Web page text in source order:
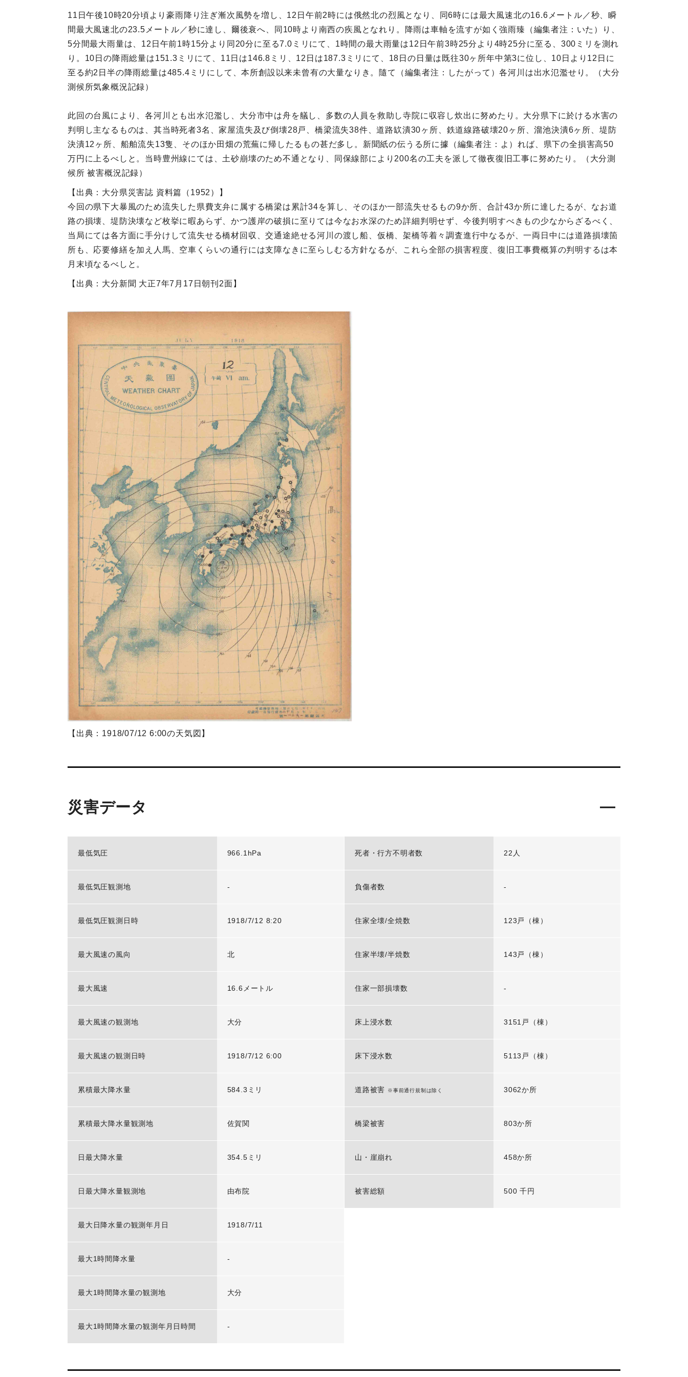
11日午後10時20分頃より豪雨降り注ぎ漸次風勢を増し、12日午前2時には俄然北の烈風となり、同6時には最大風速北の16.6メートル／秒、瞬
間最大風速北の23.5メートル／秒に達し、爾後衰へ、同10時より南西の疾風となれり。降雨は車軸を流すが如く強雨臻（編集者注：いた）り、
5分間最大雨量は、12日午前1時15分より同20分に至る7.0ミリにて、1時間の最大雨量は12日午前3時25分より4時25分に至る、300ミリを測れ
り。10日の降雨総量は151.3ミリにて、11日は146.8ミリ、12日は187.3ミリにて、18日の日量は既往30ヶ所年中第3に位し、10日より12日に
至る約2日半の降雨総量は485.4ミリにして、本所創設以来未曾有の大量なりき。隨て（編集者注：したがって）各河川は出水氾濫せり。（大分
測候所気象概況記録）
此回の台風により、各河川とも出水氾濫し、大分市中は舟を艤し、多数の人員を救助し寺院に収容し炊出に努めたり。大分県下に於ける水害の
判明し主なるものは、其当時死者3名、家屋流失及び倒壊28戸、橋梁流失38件、道路缼潰30ヶ所、鉄道線路破壊20ヶ所、溜池決潰6ヶ所、堤防
決潰12ヶ所、船舶流失13隻、そのほか田畑の荒蕪に帰したるもの甚だ多し。新聞紙の伝うる所に據（編集者注：よ）れば、県下の全損害高50
万円に上るべしと。当時豊州線にては、土砂崩壊のため不通となり、同保線部により200名の工夫を派して徹夜復旧工事に努めたり。（大分測
候所 被害概況記録）
【出典：大分県災害誌 資料篇（1952）】
今回の県下大暴風のため流失した県費支弁に属する橋梁は累計34を算し、そのほか一部流失せるもの9か所、合計43か所に達したるが、なお道
路の損壊、堤防決壊など枚挙に暇あらず、かつ護岸の破損に至りては今なお水深のため詳細判明せず、今後判明すべきもの少なからざるべく、
当局にては各方面に手分けして流失せる橋材回収、交通途絶せる河川の渡し船、仮橋、架橋等着々調査進行中なるが、一両日中には道路損壊箇
所も、応要修繕を加え人馬、空車くらいの通行には支障なきに至らしむる方針なるが、これら全部の損害程度、復旧工事費概算の判明するは本
月末頃なるべしと。
【出典：大分新聞 大正7年7月17日朝刊2面】
【出典：1918/07/12 6:00の天気図】
災害データ
最低気圧 966.1hPa
最低気圧観測地 -
最低気圧観測日時 1918/7/12 8:20
最大風速の風向 北
最大風速 16.6メートル
最大風速の観測地 大分
最大風速の観測日時 1918/7/12 6:00
累積最大降水量 584.3ミリ
累積最大降水量観測地 佐賀関
日最大降水量 354.5ミリ
日最大降水量観測地 由布院
最大日降水量の観測年月日 1918/7/11
最大1時間降水量 -
最大1時間降水量の観測地 大分
最大1時間降水量の観測年月日時間 -
死者・行方不明者数 22人
負傷者数 -
住家全壊/全焼数 123戸（棟）
住家半壊/半焼数 143戸（棟）
住家一部損壊数 -
床上浸水数 3151戸（棟）
床下浸水数 5113戸（棟）
道路被害 ※事前通行規制は除く 3062か所
橋梁被害 803か所
山・崖崩れ 458か所
被害総額 500 千円